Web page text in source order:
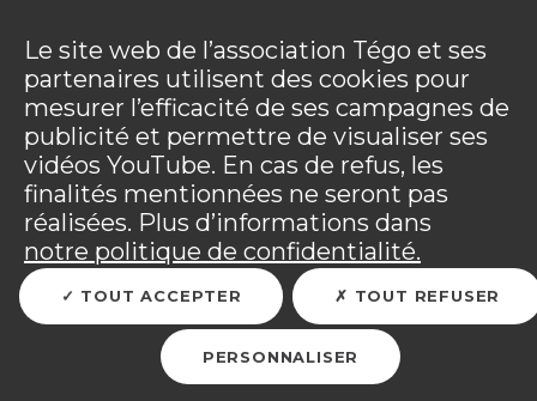
adhérents sinistrés et les personnels mobilisés.
Tous les détails dansvotre espace adhérent.
Vous êtes sur le site Tégo
RETOUR
Complémentaire santé :
Le site web de l’association Tégo et ses
partenaires utilisent des cookies pour
mesurer l’efficacité de ses campagnes de
publicité et permettre de visualiser ses
vidéos YouTube. En cas de refus, les
finalités mentionnées ne seront pas
réalisées. Plus d’informations dans
notre politique de confidentialité.
TOUT ACCEPTER TOUT REFUSER
PERSONNALISER